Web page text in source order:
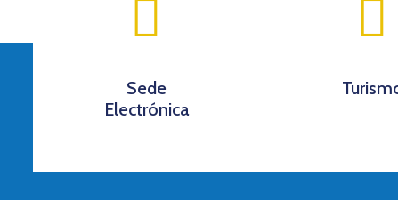
Sede
Electrónica